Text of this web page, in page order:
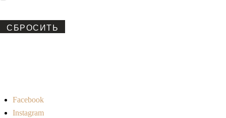
СБРОСИТЬ
Facebook
Instagram